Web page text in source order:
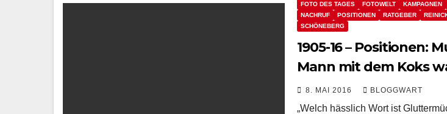
FOTO DES TAGES
FOTOWELT KAMPAGNEN
NACHRUF
POSITIONEN RATGEBER
SCHÖNEBERG
1905-16 – Positionen:
Mann mit dem Koks
8. MAI 2016 BLOGGWART
„Welch hässlich Wort ist